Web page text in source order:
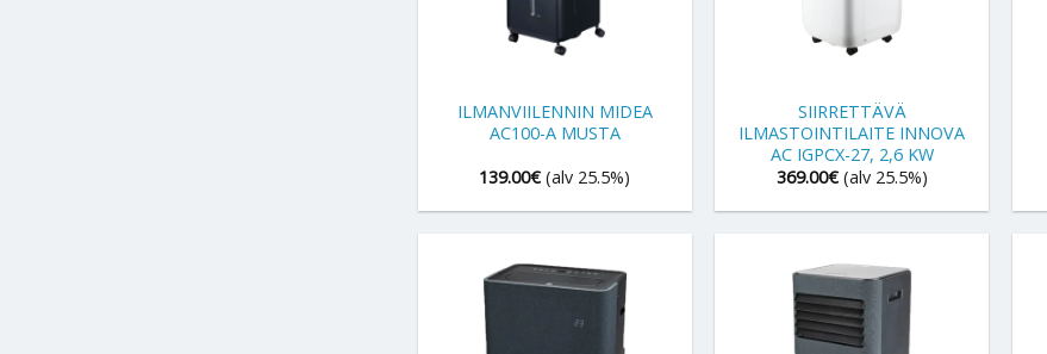
ILMANVIILENNIN MIDEA
AC100-A MUSTA
139.00€ (alv 25.5%)
SIIRRETTÄVÄ
ILMASTOINTILAITE INNOVA
AC IGPCX-27, 2,6 KW
369.00€ (alv 25.5%)